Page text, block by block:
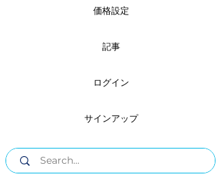
価格設定
記事
ログイン
サインアップ